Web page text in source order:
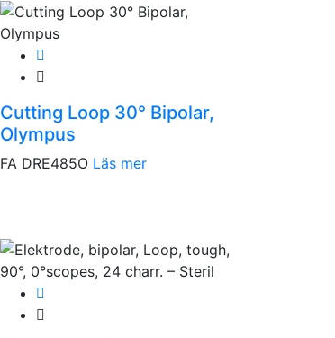
Cutting Loop 30° Bipolar,
Olympus
FA DRE485O Läs mer